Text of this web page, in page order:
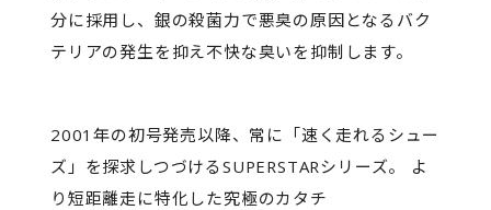
分に採用し、銀の殺菌力で悪臭の原因となるバク
テリアの発生を抑え不快な臭いを抑制します。
2001年の初号発売以降、常に「速く走れるシュー
ズ」を探求しつづけるSUPERSTARシリーズ。 よ
り短距離走に特化した究極のカタチ